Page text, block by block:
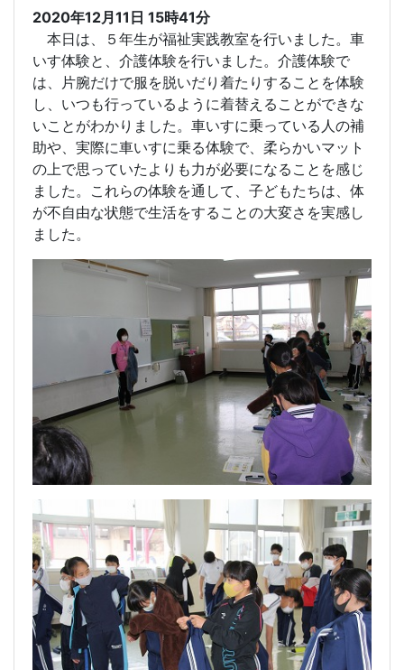
2020年12月11日 15時41分
本日は、５年生が福祉実践教室を行いました。車
いす体験と、介護体験を行いました。介護体験で
は、片腕だけで服を脱いだり着たりすることを体験
し、いつも行っているように着替えることができな
いことがわかりました。車いすに乗っている人の補
助や、実際に車いすに乗る体験で、柔らかいマット
の上で思っていたよりも力が必要になることを感じ
ました。これらの体験を通して、子どもたちは、体
が不自由な状態で生活をすることの大変さを実感し
ました。